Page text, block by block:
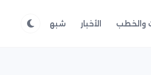
والخطب الأخبار شبهات وردود